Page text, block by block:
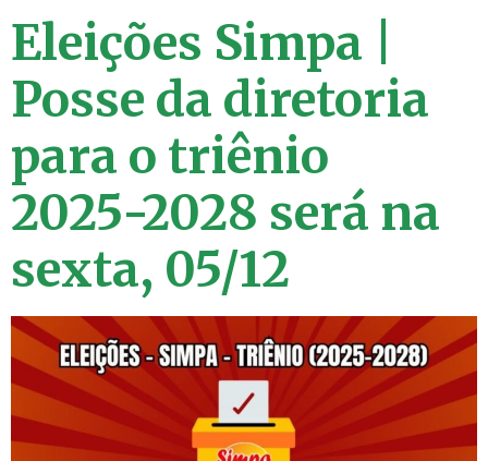
Eleições Simpa |
Posse da diretoria
para o triênio
2025-2028 será na
sexta, 05/12